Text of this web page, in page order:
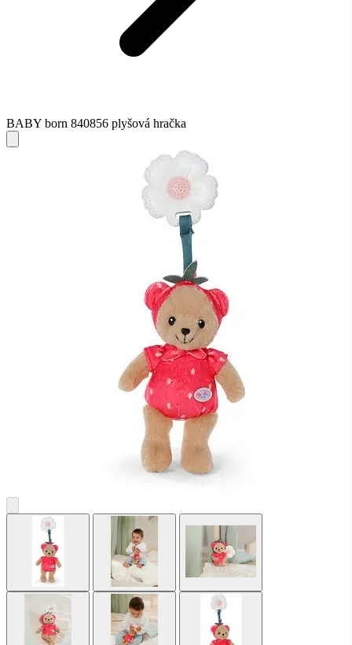
BABY born 840856 plyšová hračka